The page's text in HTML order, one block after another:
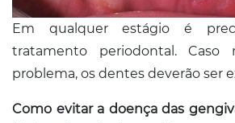
Em qualquer estágio é
tratamento periodontal. Caso
problema, os dentes deverão ser
Como evitar a doença das